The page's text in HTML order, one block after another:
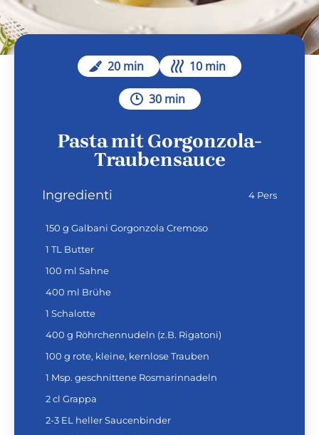
20 min 10 min
30 min
Pasta mit Gorgonzola-
Traubensauce
Ingredienti 4 Pers
150 g Galbani Gorgonzola Cremoso
1 TL Butter
100 ml Sahne
400 ml Brühe
1 Schalotte
400 g Röhrchennudeln (z.B. Rigatoni)
100 g rote, kleine, kernlose Trauben
1 Msp. geschnittene Rosmarinnadeln
2 cl Grappa
2-3 EL heller Saucenbinder